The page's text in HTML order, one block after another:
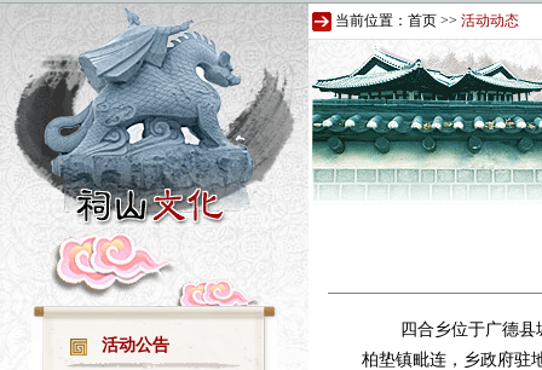
7月7日广德南部乡镇行单车骑行 07-05
·6月30日广德南部乡镇行单车骑行07-05
·印象广德文化旅游推介站测试上线!07-02
·第二届森泰杯环东亭山地车赛赛事公告11-13
·下周施村葡萄节即将开幕07-18
·7月13日南部乡镇行第三站—四合07-10
·7月7日广德南部乡镇行单车骑行07-05
·6月30日广德南部乡镇行单车骑行07-05
·印象广德文化旅游推介站测试上线!
活动公告
当前位置： 首页 >> 活动动态
四合乡位于广德
柏垫镇毗连，乡政府驻